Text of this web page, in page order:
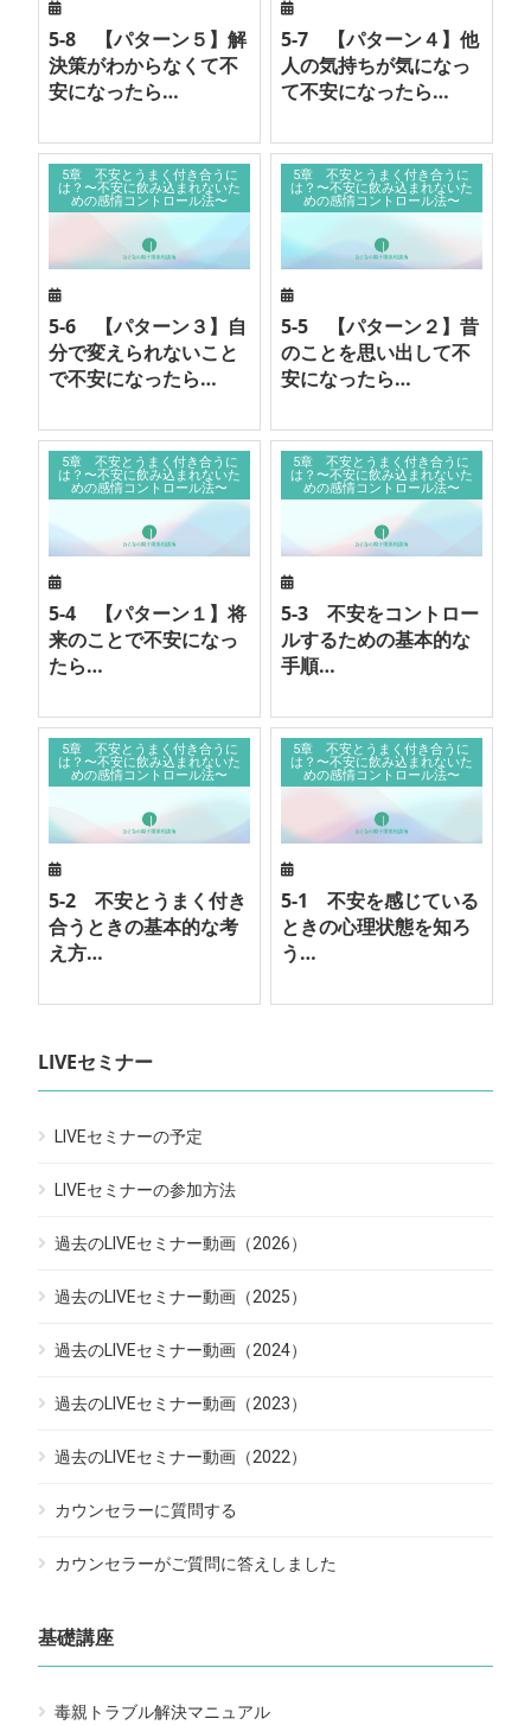
5-8 【パターン５】解
決策がわからなくて不
安になったら…
5-7 【パターン４】他
人の気持ちが気になっ
て不安になったら…
5章 不安とうまく付き合うに
は？〜不安に飲み込まれないた
めの感情コントロール法〜
5-6 【パターン３】自
分で変えられないこと
で不安になったら…
5章 不安とうまく付き合うに
は？〜不安に飲み込まれないた
めの感情コントロール法〜
5-5 【パターン２】昔
のことを思い出して不
安になったら…
5章 不安とうまく付き合うに
は？〜不安に飲み込まれないた
めの感情コントロール法〜
5-4 【パターン１】将
来のことで不安になっ
たら…
5章 不安とうまく付き合うに
は？〜不安に飲み込まれないた
めの感情コントロール法〜
5-3 不安をコントロー
ルするための基本的な
手順…
5章 不安とうまく付き合うに
は？〜不安に飲み込まれないた
めの感情コントロール法〜
5-2 不安とうまく付き
合うときの基本的な考
え方…
5章 不安とうまく付き合うに
は？〜不安に飲み込まれないた
めの感情コントロール法〜
5-1 不安を感じている
ときの心理状態を知ろ
う…
LIVEセミナー
LIVEセミナーの予定
LIVEセミナーの参加方法
過去のLIVEセミナー動画（2026）
過去のLIVEセミナー動画（2025）
過去のLIVEセミナー動画（2024）
過去のLIVEセミナー動画（2023）
過去のLIVEセミナー動画（2022）
カウンセラーに質問する
カウンセラーがご質問に答えしました
基礎講座
毒親トラブル解決マニュアル